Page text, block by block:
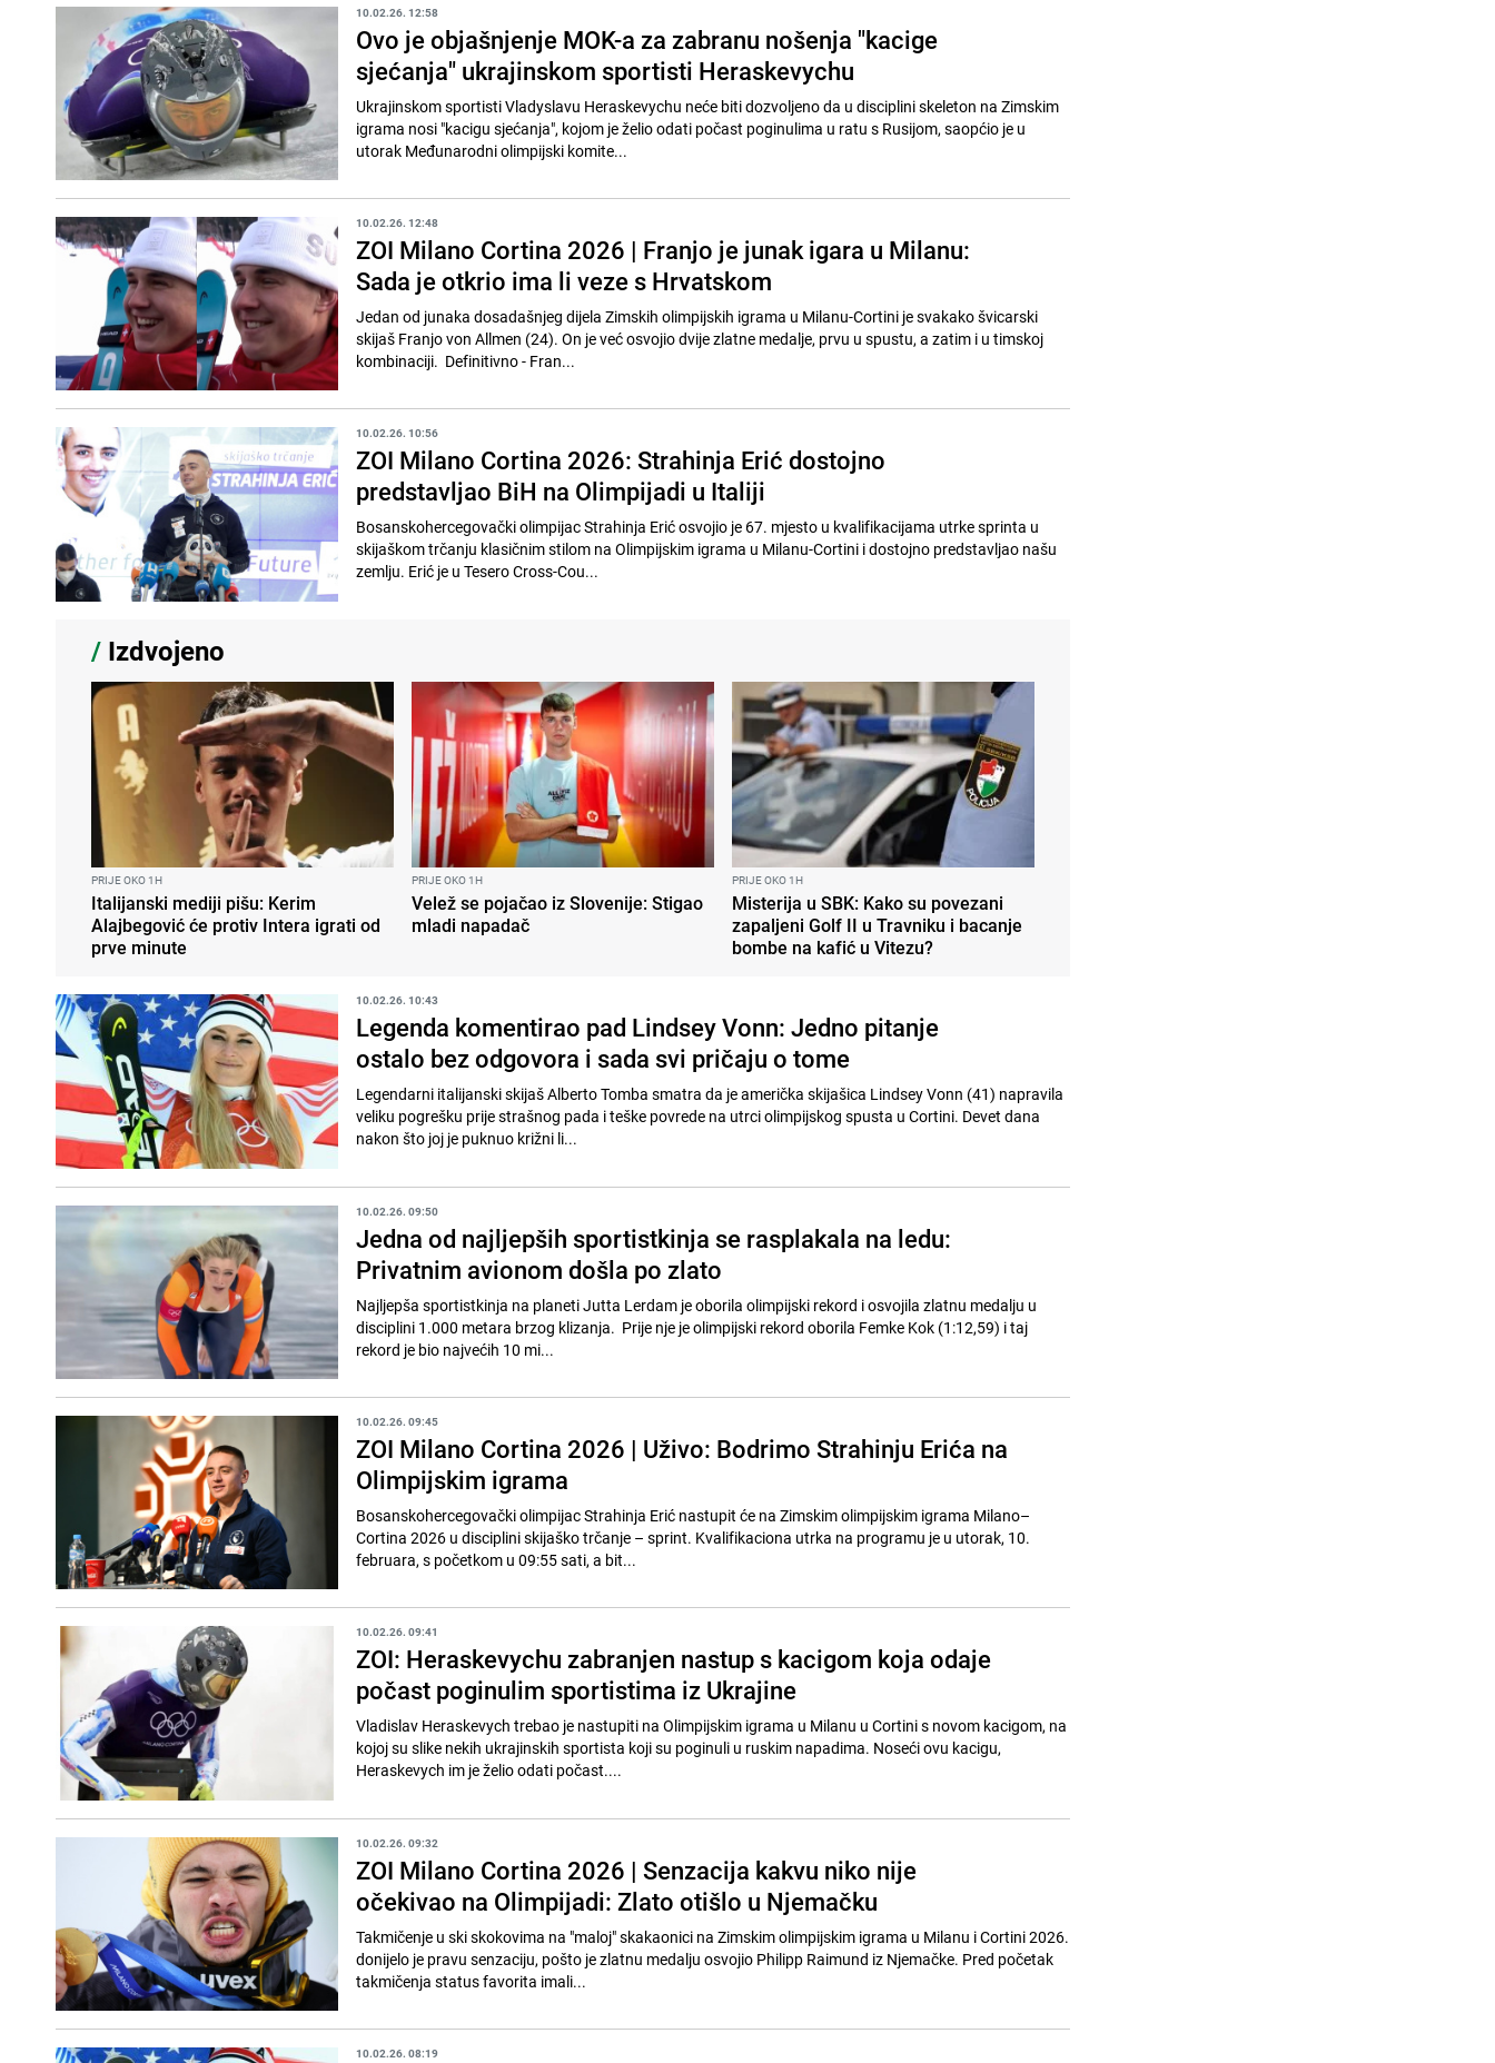
10.02.26. 12:58
Ovo je objašnjenje MOK-a za zabranu nošenja "kacige
sjećanja" ukrajinskom sportisti Heraskevychu
Ukrajinskom sportisti Vladyslavu Heraskevychu neće biti dozvoljeno da u disciplini skeleton na Zimskim
igrama nosi "kacigu sjećanja", kojom je želio odati počast poginulima u ratu s Rusijom, saopćio je u
utorak Međunarodni olimpijski komite...
10.02.26. 12:48
ZOI Milano Cortina 2026 | Franjo je junak igara u Milanu:
Sada je otkrio ima li veze s Hrvatskom
Jedan od junaka dosadašnjeg dijela Zimskih olimpijskih igrama u Milanu-Cortini je svakako švicarski
skijaš Franjo von Allmen (24). On je već osvojio dvije zlatne medalje, prvu u spustu, a zatim i u timskoj
kombinaciji. Definitivno - Fran...
10.02.26. 10:56
ZOI Milano Cortina 2026: Strahinja Erić dostojno
predstavljao BiH na Olimpijadi u Italiji
Bosanskohercegovački olimpijac Strahinja Erić osvojio je 67. mjesto u kvalifikacijama utrke sprinta u
skijaškom trčanju klasičnim stilom na Olimpijskim igrama u Milanu-Cortini i dostojno predstavljao našu
zemlju. Erić je u Tesero Cross-Cou...
/ Izdvojeno
PRIJE OKO 1H
Italijanski mediji pišu: Kerim
Alajbegović će protiv Intera igrati od
prve minute
PRIJE OKO 1H
Velež se pojačao iz Slovenije: Stigao
mladi napadač
PRIJE OKO 1H
Misterija u SBK: Kako su povezani
zapaljeni Golf II u Travniku i bacanje
bombe na kafić u Vitezu?
10.02.26. 10:43
Legenda komentirao pad Lindsey Vonn: Jedno pitanje
ostalo bez odgovora i sada svi pričaju o tome
Legendarni italijanski skijaš Alberto Tomba smatra da je američka skijašica Lindsey Vonn (41) napravila
veliku pogrešku prije strašnog pada i teške povrede na utrci olimpijskog spusta u Cortini. Devet dana
nakon što joj je puknuo križni li...
10.02.26. 09:50
Jedna od najljepših sportistkinja se rasplakala na ledu:
Privatnim avionom došla po zlato
Najljepša sportistkinja na planeti Jutta Lerdam je oborila olimpijski rekord i osvojila zlatnu medalju u
disciplini 1.000 metara brzog klizanja. Prije nje je olimpijski rekord oborila Femke Kok (1:12,59) i taj
rekord je bio najvećih 10 mi...
10.02.26. 09:45
ZOI Milano Cortina 2026 | Uživo: Bodrimo Strahinju Erića na
Olimpijskim igrama
Bosanskohercegovački olimpijac Strahinja Erić nastupit će na Zimskim olimpijskim igrama Milano–
Cortina 2026 u disciplini skijaško trčanje – sprint. Kvalifikaciona utrka na programu je u utorak, 10.
februara, s početkom u 09:55 sati, a bit...
10.02.26. 09:41
ZOI: Heraskevychu zabranjen nastup s kacigom koja odaje
počast poginulim sportistima iz Ukrajine
Vladislav Heraskevych trebao je nastupiti na Olimpijskim igrama u Milanu u Cortini s novom kacigom, na
kojoj su slike nekih ukrajinskih sportista koji su poginuli u ruskim napadima. Noseći ovu kacigu,
Heraskevych im je želio odati počast....
10.02.26. 09:32
ZOI Milano Cortina 2026 | Senzacija kakvu niko nije
očekivao na Olimpijadi: Zlato otišlo u Njemačku
Takmičenje u ski skokovima na "maloj" skakaonici na Zimskim olimpijskim igrama u Milanu i Cortini 2026.
donijelo je pravu senzaciju, pošto je zlatnu medalju osvojio Philipp Raimund iz Njemačke. Pred početak
takmičenja status favorita imali...
10.02.26. 08:19